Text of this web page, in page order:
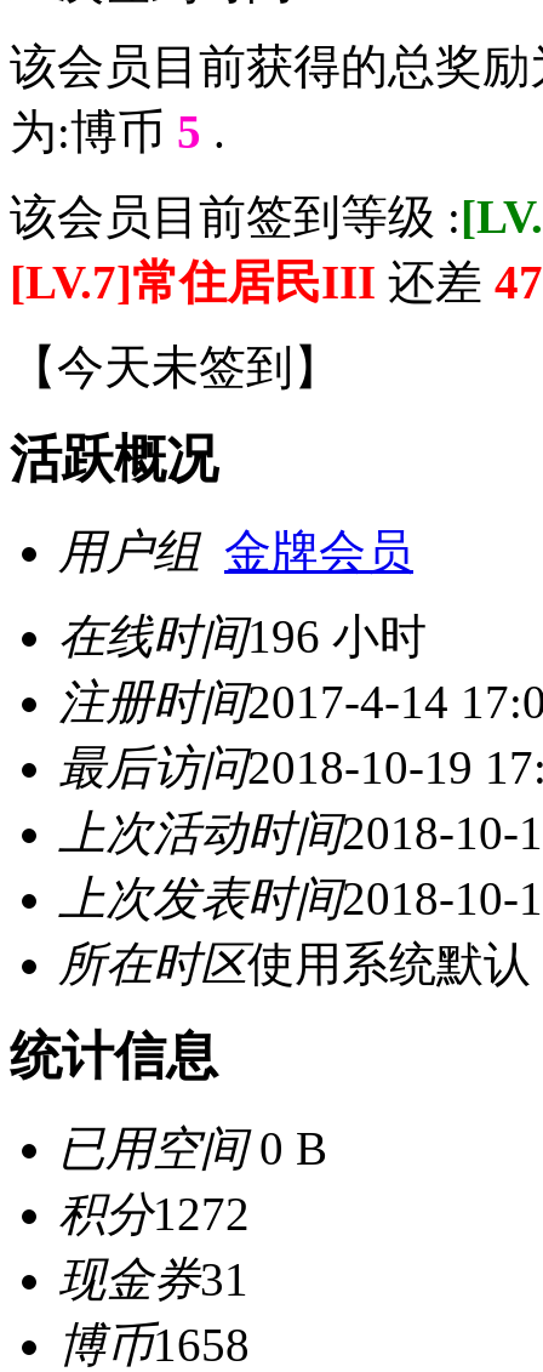
该会员目前获得的总奖
为:博币 5 .
该会员目前签到等级 :
[LV.7]常住居民III 还差 47
【今天未签到 】
活跃概况
用户组 金牌会员
在线时间196 小时
注册时间2017-4-14
最后访问2018-10-19
上次活动时间2018-10-
上次发表时间2018-10-
所在时区使用系统默认
统计信息
已用空间0 B
积分1272
现金券31
博币1658